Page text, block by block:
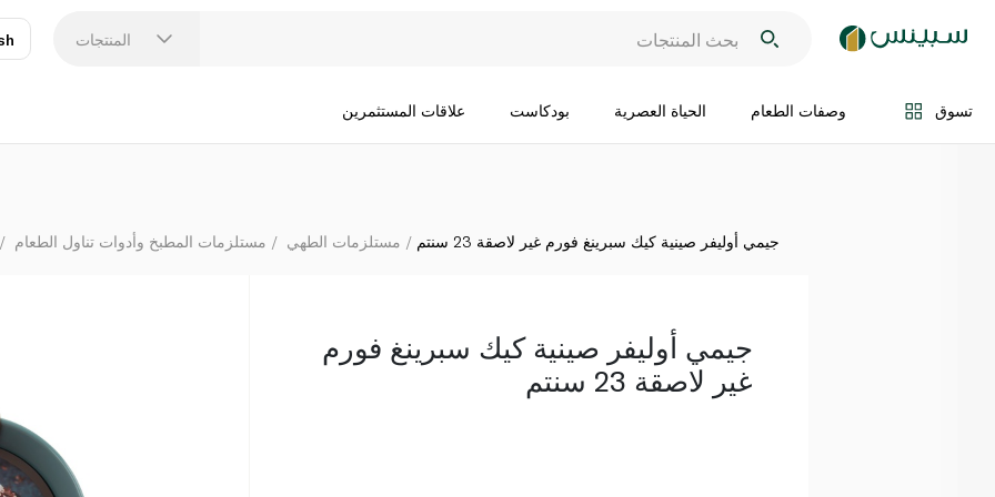
المنتجات
تسوق وصفات الطعام الحياة العصرية بودكاست علاقات المستثمرين
اضف الى السلة
مستلزمات المطبخ وأدوات تناول الطعام مستلزمات الطهي جيمي أوليفر صينية كيك سبرينغ فورم غير لاصقة 23 سنتم
جيمي أوليفر صينية كيك سبرينغ فورم
غير لاصقة 23 سنتم